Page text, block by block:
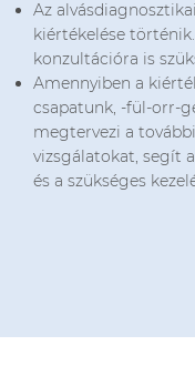
Az
kiértékelése
konzultációra is
Amennyiben a
csapatunk, -fül-orr-
megtervezi a
vizsgálatokat, segít
és a szükséges